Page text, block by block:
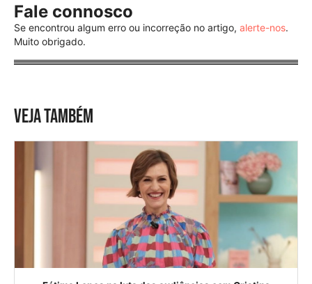
Fale connosco
Se encontrou algum erro ou incorreção no artigo, alerte-nos.
Muito obrigado.
VEJA TAMBÉM